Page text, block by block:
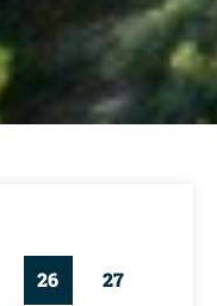
26
27